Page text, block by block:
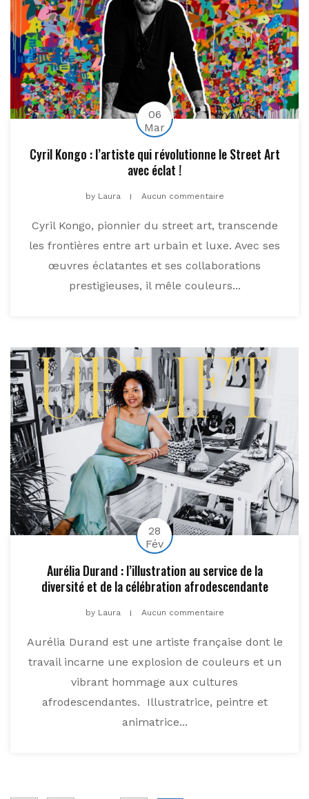
06
Mar
Cyril Kongo : l’artiste qui révolutionne le Street Art
avec éclat !
byLaura Aucun commentaire
Cyril Kongo, pionnier du street art, transcende
les frontières entre art urbain et luxe. Avec ses
œuvres éclatantes et ses collaborations
prestigieuses, il mêle couleurs...
28
Fév
Aurélia Durand : l’illustration au service de la
diversité et de la célébration afrodescendante
byLaura Aucun commentaire
Aurélia Durand est une artiste française dont le
travail incarne une explosion de couleurs et un
vibrant hommage aux cultures
afrodescendantes. Illustratrice, peintre et
animatrice...